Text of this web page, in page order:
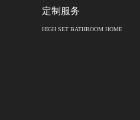
定制服务
HIGH SET BATHROOM HOME